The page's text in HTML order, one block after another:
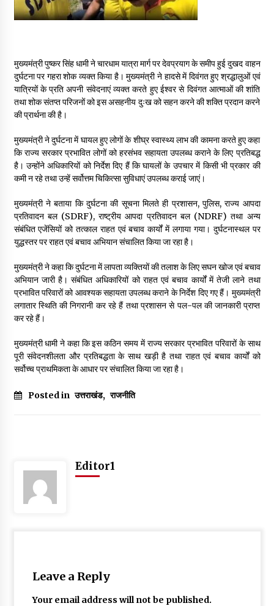
May 16, 2022
May 14, 2022
Thought Of The Day 13 May
Thought Of The Day 12 May
May 12, 2022
Thought Of The Day 11 May
May 11, 2022
Thought Of The Day 10 May
May 10, 2022
May 9, 2022
मुख्यमंत्री पुष्कर सिंह धामी ने चारधाम यात्रा मार्ग पर देवप्रयाग के समीप हुई दुखद वाहन
दुर्घटना पर गहरा शोक व्यक्त किया है। मुख्यमंत्री ने हादसे में दिवंगत हुए श्रद्धालुओं एवं
यात्रियों के प्रति अपनी संवेदनाएं व्यक्त करते हुए ईश्वर से दिवंगत आत्माओं की शांति
तथा शोक संतप्त परिजनों को इस असहनीय दुःख को सहन करने की शक्ति प्रदान करने
की प्रार्थना की है।
मुख्यमंत्री ने दुर्घटना में घायल हुए लोगों के शीघ्र स्वास्थ्य लाभ की कामना करते हुए कहा
कि राज्य सरकार प्रभावित लोगों को हरसंभव सहायता उपलब्ध कराने के लिए प्रतिबद्ध
है। उन्होंने अधिकारियों को निर्देश दिए हैं कि घायलों के उपचार में किसी भी प्रकार की
कमी न रहे तथा उन्हें सर्वोत्तम चिकित्सा सुविधाएं उपलब्ध कराई जाएं।
मुख्यमंत्री ने बताया कि दुर्घटना की सूचना मिलते ही प्रशासन, पुलिस, राज्य आपदा
प्रतिवादन बल (SDRF), राष्ट्रीय आपदा प्रतिवादन बल (NDRF) तथा अन्य
संबंधित एजेंसियों को तत्काल राहत एवं बचाव कार्यों में लगाया गया। दुर्घटनास्थल पर
युद्धस्तर पर राहत एवं बचाव अभियान संचालित किया जा रहा है।
मुख्यमंत्री ने कहा कि दुर्घटना में लापता व्यक्तियों की तलाश के लिए सघन खोज एवं बचाव
अभियान जारी है। संबंधित अधिकारियों को राहत एवं बचाव कार्यों में तेजी लाने तथा
प्रभावित परिवारों को आवश्यक सहायता उपलब्ध कराने के निर्देश दिए गए हैं। मुख्यमंत्री
लगातार स्थिति की निगरानी कर रहे हैं तथा प्रशासन से पल-पल की जानकारी प्राप्त
कर रहे हैं।
मुख्यमंत्री धामी ने कहा कि इस कठिन समय में राज्य सरकार प्रभावित परिवारों के साथ
पूरी संवेदनशीलता और प्रतिबद्धता के साथ खड़ी है तथा राहत एवं बचाव कार्यों को
सर्वोच्च प्राथमिकता के आधार पर संचालित किया जा रहा है।
Posted in उत्तराखंड, राजनीति
Editor1
Leave a Reply
Your email address will not be published.